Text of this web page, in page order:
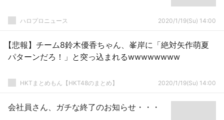
ハロプロニュース 2020/1/19(Su) 14:00
【悲報】チーム8鈴木優香ちゃん、峯岸に「絶対矢作萌夏
パターンだろ！」と突っ込まれるwwwwwwww
HKTまとめもん【HKT48のまとめ】 2020/1/19(Su) 14:00
会社員さん、ガチな終了のお知らせ・・・